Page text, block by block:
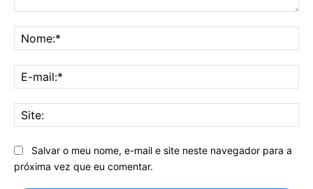
Salvar o meu nome, e-mail e site neste navegador para a
próxima vez que eu comentar.